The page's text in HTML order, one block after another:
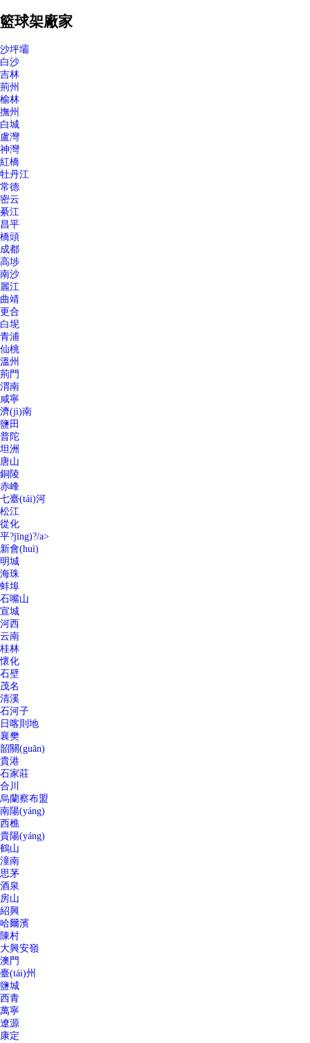
籃球架廠家
沙坪壩
白沙
吉林
荊州
榆林
撫州
白城
盧灣
神灣
紅橋
牡丹江
常德
密云
綦江
昌平
橋頭
成都
高埗
南沙
麗江
曲靖
更合
白坭
青浦
仙桃
溫州
荊門
渭南
咸寧
濟(jì)南
鹽田
普陀
坦洲
唐山
銅陵
赤峰
七臺(tái)河
松江
從化
平?jīng)?/a>
新會(huì)
明城
海珠
蚌埠
石嘴山
宣城
河西
云南
桂林
懷化
石壁
茂名
清溪
石河子
日喀則地
襄樊
韶關(guān)
貴港
石家莊
合川
烏蘭察布盟
南陽(yáng)
西樵
貴陽(yáng)
鶴山
潼南
思茅
酒泉
房山
紹興
哈爾濱
陳村
大興安嶺
澳門
臺(tái)州
鹽城
西青
萬寧
遼源
康定